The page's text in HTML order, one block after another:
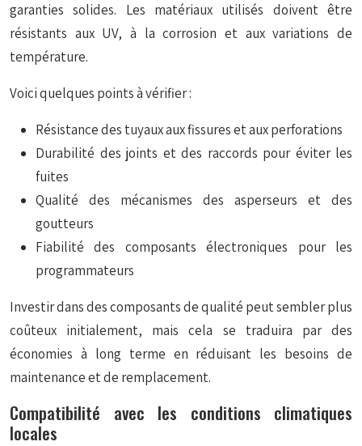
garanties solides. Les matériaux utilisés doivent être
résistants aux UV, à la corrosion et aux variations de
température.
Voici quelques points à vérifier :
Résistance des tuyaux aux fissures et aux perforations
Durabilité des joints et des raccords pour éviter les
fuites
Qualité des mécanismes des asperseurs et des
goutteurs
Fiabilité des composants électroniques pour les
programmateurs
Investir dans des composants de qualité peut sembler plus
coûteux initialement, mais cela se traduira par des
économies à long terme en réduisant les besoins de
maintenance et de remplacement.
Compatibilité avec les conditions climatiques
locales